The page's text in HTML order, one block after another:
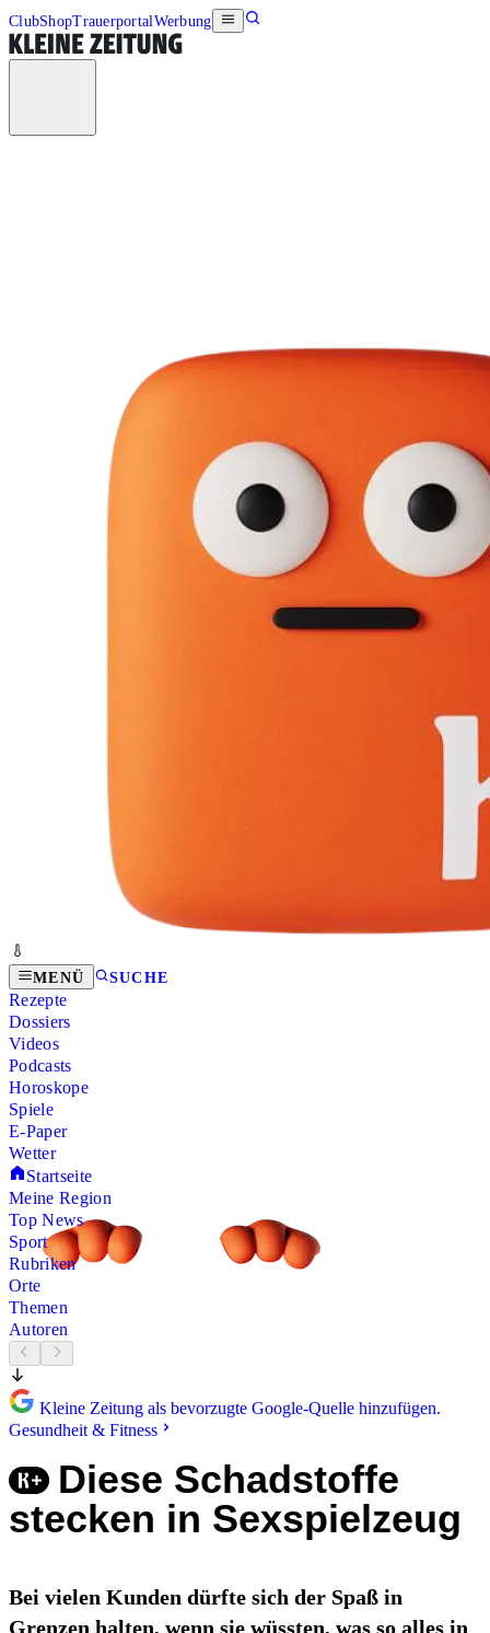
ClubShopTrauerportalWerbung
MENÜ SUCHE
Rezepte
Dossiers
Videos
Podcasts
Horoskope
Spiele
E-Paper
Wetter
Startseite
Meine Region
Top News
Sport
Rubriken
Orte
Themen
Autoren
Kleine Zeitung als bevorzugte Google-Quelle hinzufügen.
Gesundheit & Fitness
Diese Schadstoffe
stecken in Sexspielzeug
Bei vielen Kunden dürfte sich der Spaß in
Grenzen halten, wenn sie wüssten, was so alles in